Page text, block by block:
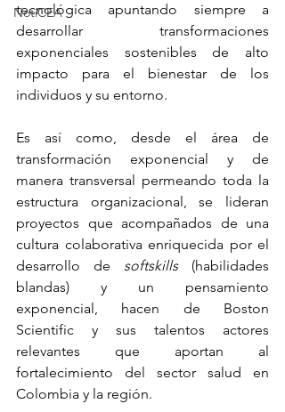
NotiCEA
tecnológica apuntando siempre a
desarrollar transformaciones
exponenciales sostenibles de alto
impacto para el bienestar de los
individuos y su entorno.
Es así como, desde el área de
transformación exponencial y de
manera transversal permeando toda la
estructura organizacional, se lideran
proyectos que acompañados de una
cultura colaborativa enriquecida por el
desarrollo de softskills (habilidades
blandas) y un pensamiento
exponencial, hacen de Boston
Scientific y sus talentos actores
relevantes que aportan al
fortalecimiento del sector salud en
Colombia y la región.